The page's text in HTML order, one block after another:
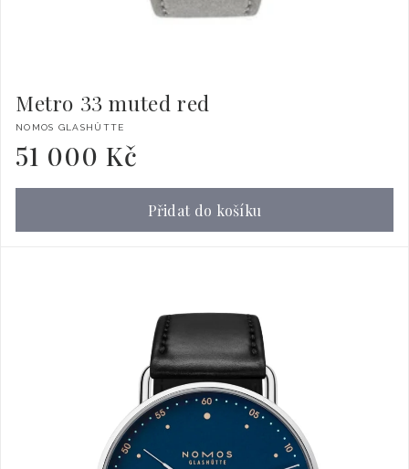
Metro 33 muted red
Dodavatel:
NOMOS GLASHÜTTE
Běžná
cena
51 000 Kč
Přidat do košíku